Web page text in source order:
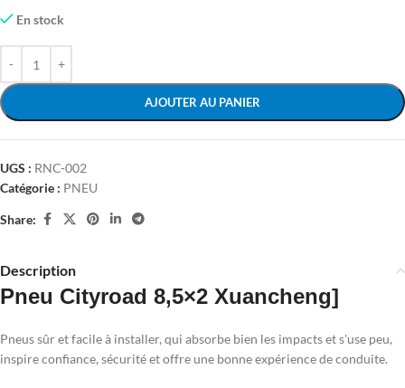
En stock
AJOUTER AU PANIER
UGS : RNC-002
Catégorie : PNEU
Share:
Description
Pneu Cityroad 8,5×2 Xuancheng]
Pneus sûr et facile à installer, qui absorbe bien les impacts et s'use peu,
inspire confiance, sécurité et offre une bonne expérience de conduite.